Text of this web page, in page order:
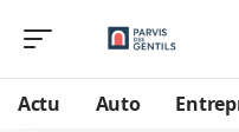
Actu Auto